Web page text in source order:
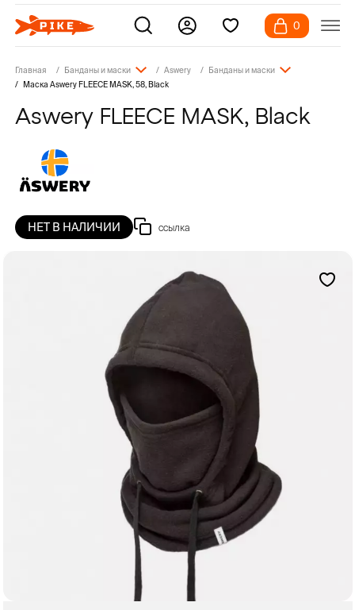
0
Главная Банданы и маски Aswery
Банданы и маски
Маска Aswery FLEECE MASK, 58, Black
Aswery FLEECE MASK, Black
НЕТ В НАЛИЧИИ ссылка